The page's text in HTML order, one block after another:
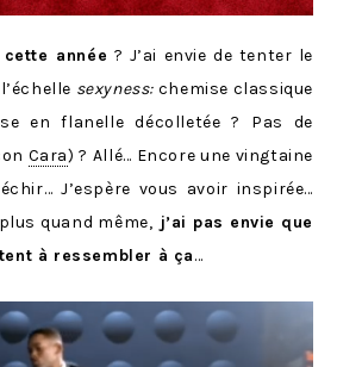
année ? J’ai envie de tenter le
sexyness: chemise classique
en flanelle décolletée ? Pas de
Cara) ? Allé… Encore une vingtaine
J’espère vous avoir inspirée…
quand même, j’ai pas envie que
à ressembler à ça…